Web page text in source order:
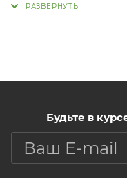
Будьте в